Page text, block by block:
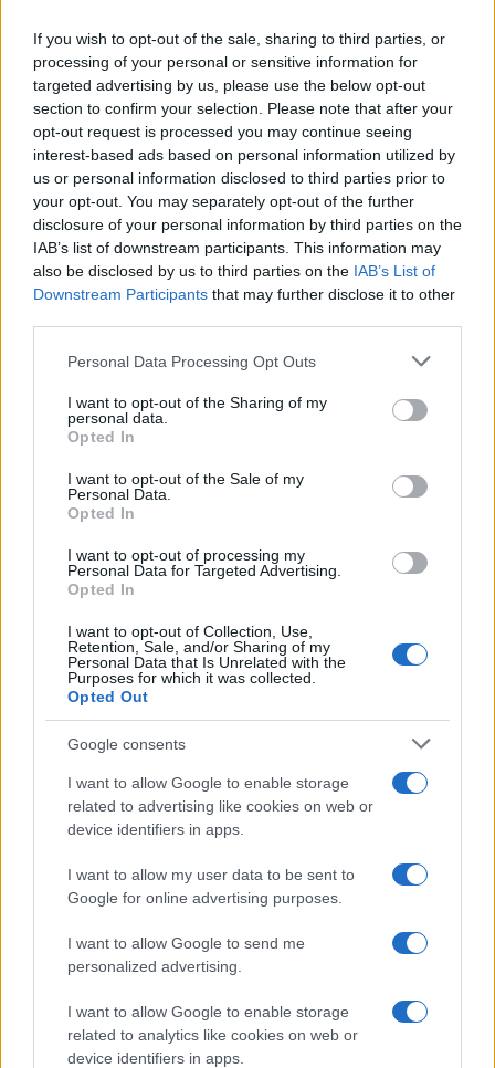
If you wish to opt-out of the sale, sharing to third parties, or
processing of your personal or sensitive information for
targeted advertising by us, please use the below opt-out
section to confirm your selection. Please note that after your
opt-out request is processed you may continue seeing
interest-based ads based on personal information utilized by
us or personal information disclosed to third parties prior to
your opt-out. You may separately opt-out of the further
disclosure of your personal information by third parties on the
IAB’s list of downstream participants. This information may
also be disclosed by us to third parties on the IAB’s List of
Downstream Participants that may further disclose it to other
Please note that this website/app uses one or more Google
not limited to your visit or usage behaviour. You may click to
grant or deny consent to Google and its third-party tags to
use your data for below specified purposes in below Google
consent section.
Personal Data Processing Opt Outs
I want to opt-out of the Sharing of my
personal data.
Opted In
I want to opt-out of the Sale of my
Personal Data.
Opted In
I want to opt-out of processing my
Personal Data for Targeted Advertising.
Opted In
I want to opt-out of Collection, Use,
Retention, Sale, and/or Sharing of my
Personal Data that Is Unrelated with the
Purposes for which it was collected.
Opted Out
Google consents
I want to allow Google to enable storage
related to advertising like cookies on web or
device identifiers in apps.
I want to allow my user data to be sent to
Google for online advertising purposes.
I want to allow Google to send me
personalized advertising.
I want to allow Google to enable storage
related to analytics like cookies on web or
device identifiers in apps.
AUTORE
Francesca Lombardi
Francesca Lombardi, fiorentina, prese appunti
tecnici dal primo box di un circuito toscano e
da allora firma approfondimenti sui motori. In
redazione sostiene un approccio metodico
alle prove su pista, cura il format 'tecnica e
cronaca' e conserva i fogli di appunti del
debutto tecnico in autodromo.
Continua a leggere
CICLISMO